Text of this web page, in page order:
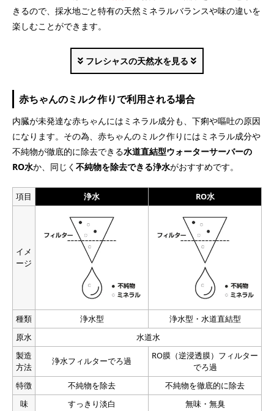
きるので、採水地ごと特有の天然ミネラルバランスや味の違いを
楽しむことができます。
フレシャスの天然水を見る
水の種類 天然水 浄水
RO水
ph
フレシャス富士（7.2L）
1,247円
容量
7.2L
500ml換算
87円
0円
配送エリア
北海道,青森県,岩手県,宮城県,秋田県,山形県,福島県,茨城
県,栃木県,群馬県,埼玉県,千葉県,東京都,神奈川県,新潟
県,富山県,石川県,福井県,山梨県,長野県,岐阜県,静岡県,
愛知県,三重県,滋賀県,京都府,大阪府,兵庫県,奈良県,和歌
山県,鳥取県,島根県,岡山県,広島県,山口県,徳島県,香川
県,愛媛県,高知県,福岡県,佐賀県,長崎県,熊本県,大分県,
宮崎県,鹿児島県
硬度数値
24
ph数値
8.3
カルシウム
0.59mg（100mlあたり）
マグネシウム
0.22mg（100mlあたり）
赤ちゃんのミルク作りで利用される場合
内臓が未発達な赤ちゃんにはミネラル成分も、下痢や嘔吐の原因
になります。その為、赤ちゃんのミルク作りにはミネラル成分や
不純物が徹底的に除去できる水道直結型ウォーターサーバーの
RO水か、同じく 不純物を除去できる浄水がおすすめです。
項目 浄水 RO水
イメ
ージ
種類 浄水型
浄水型・水道直結型
原水
水道水
製造
方法
浄水フィルターでろ過
RO膜（逆浸透膜）フィルター
でろ過
特徴
不純物を除去
不純物を徹底的に除去
味
すっきり淡白
無味・無臭